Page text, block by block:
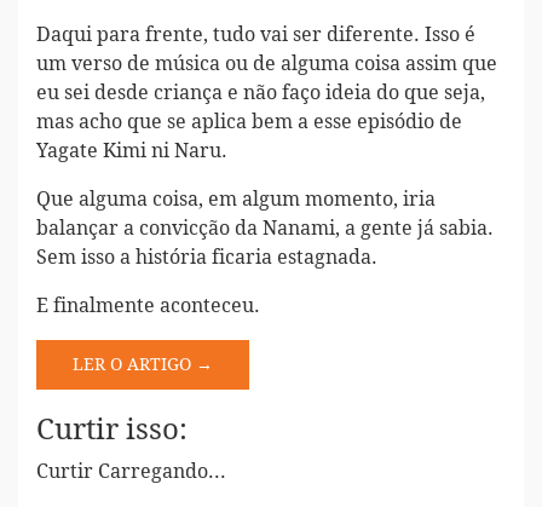
Daqui para frente, tudo vai ser diferente. Isso é
um verso de música ou de alguma coisa assim que
eu sei desde criança e não faço ideia do que seja,
mas acho que se aplica bem a esse episódio de
Yagate Kimi ni Naru.
Que alguma coisa, em algum momento, iria
balançar a convicção da Nanami, a gente já sabia.
Sem isso a história ficaria estagnada.
E finalmente aconteceu.
LER O ARTIGO →
Curtir isso:
Curtir Carregando...